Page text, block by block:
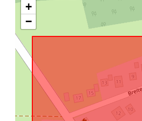
+
−